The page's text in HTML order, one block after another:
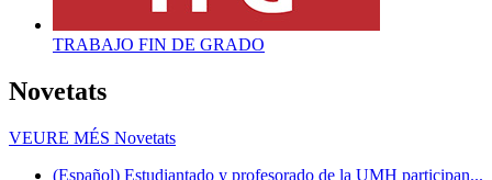
TRABAJO FIN DE GRADO
Novetats
VEURE MÉS Novetats
(Español) Estudiantado y profesorado de la UMH participan...